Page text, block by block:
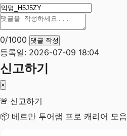
0/1000 댓글 작성
등록일: 2026-07-09 18:04
신고하기
×
🚨 신고하기
📦 베르만 투어랩 프로 캐리어 모음